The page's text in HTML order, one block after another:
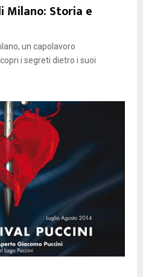
Milano: Storia e
un capolavoro
i segreti dietro i suoi